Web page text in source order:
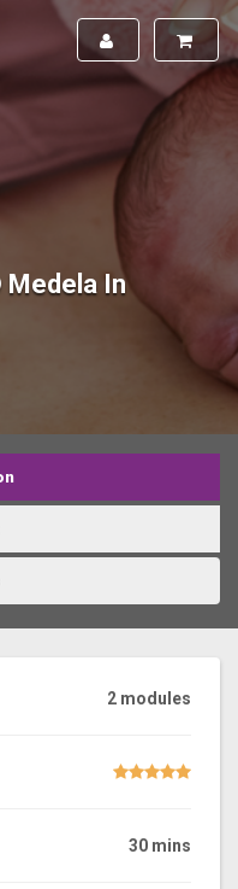
Medela In
2 modules
30 mins